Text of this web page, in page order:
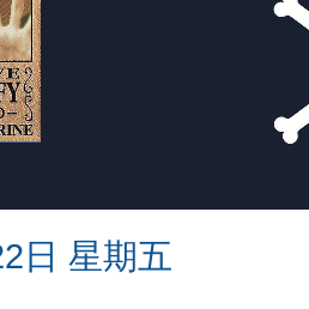
日 星期五